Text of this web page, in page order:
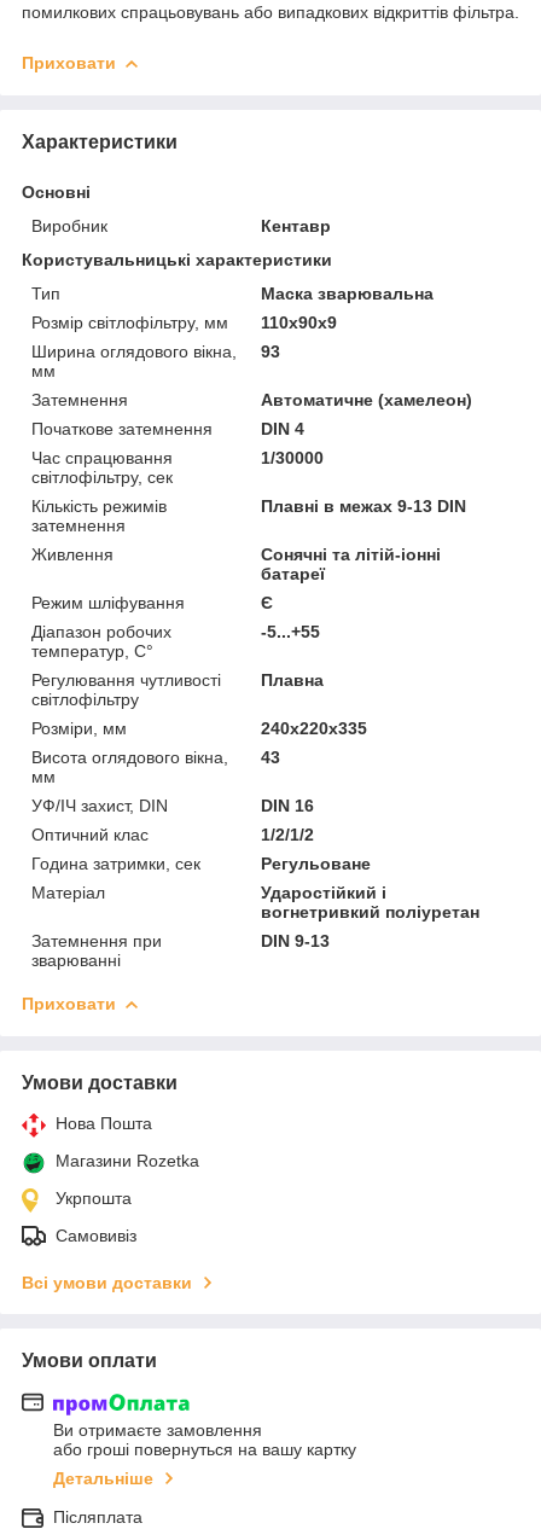
помилкових спрацьовувань або випадкових відкриттів фільтра.
Приховати
Характеристики
Основні
Виробник
Кентавр
Користувальницькі характеристики
Тип
Маска зварювальна
Розмір світлофільтру, мм
110х90х9
Ширина оглядового вікна,
мм
93
Затемнення
Автоматичне (хамелеон)
Початкове затемнення
DIN 4
Час спрацювання
світлофільтру, сек
1/30000
Кількість режимів
затемнення
Плавні в межах 9-13 DIN
Живлення
Сонячні та літій-іонні
батареї
Режим шліфування
Є
Діапазон робочих
температур, С°
-5...+55
Регулювання чутливості
світлофільтру
Плавна
Розміри, мм
240х220х335
Висота оглядового вікна,
мм
43
УФ/ІЧ захист, DIN
DIN 16
Оптичний клас
1/2/1/2
Година затримки, сек
Регульоване
Матеріал
Ударостійкий і
вогнетривкий поліуретан
Затемнення при
зварюванні
DIN 9-13
Приховати
Умови доставки
Нова Пошта
Магазини Rozetka
Укрпошта
Самовивіз
Всі умови доставки
Умови оплати
Ви отримаєте замовлення
або гроші повернуться на вашу картку
Детальніше
Післяплата